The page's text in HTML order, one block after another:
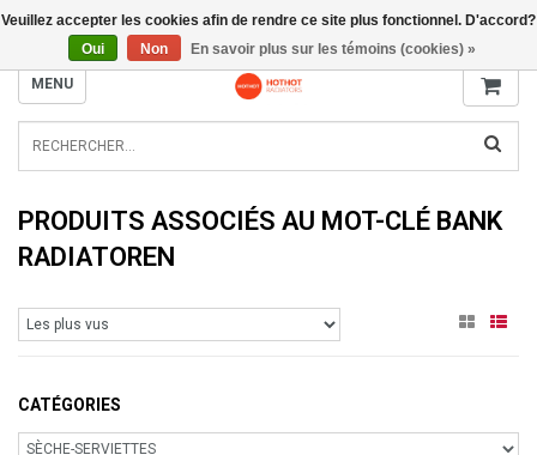
INFO@RADIATORS.SHOP
MENU
PRODUITS ASSOCIÉS AU MOT-CLÉ BANK
RADIATOREN
CATÉGORIES
Veuillez accepter les cookies afin de rendre ce site plus fonctionnel. D'accord?
Oui
Non En savoir plus sur les témoins (cookies) »